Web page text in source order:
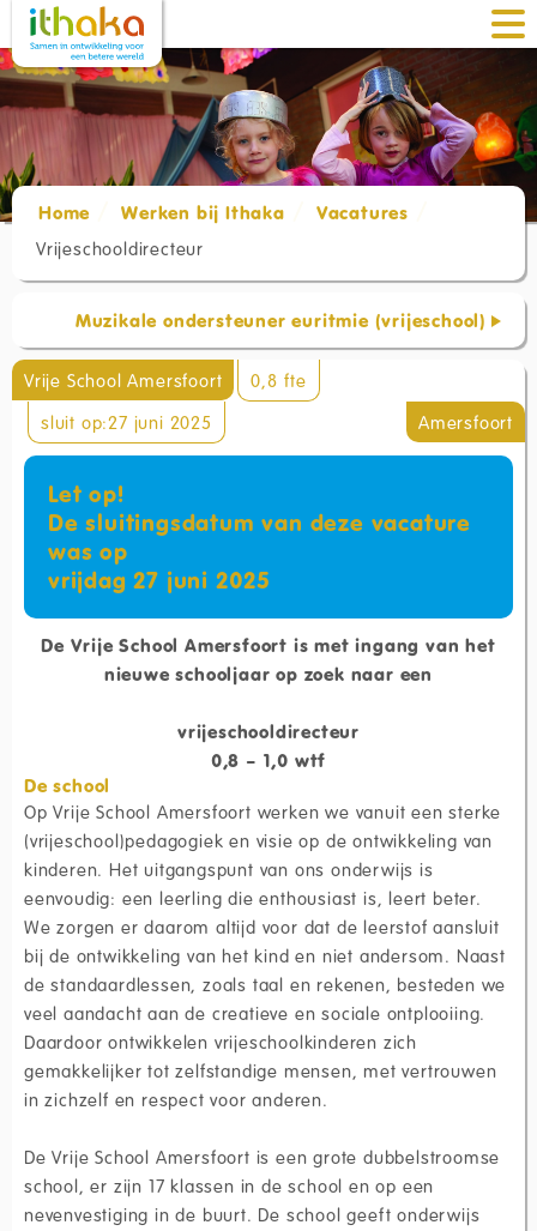
Home Werken bij Ithaka
Vacatures
Vrijeschooldirecteur
Muzikale ondersteuner euritmie (vrijeschool)
Vrije School Amersfoort
0,8 fte
sluit op:27 juni 2025
Amersfoort
Let op!
De sluitingsdatum van deze vacature
was op
vrijdag 27 juni 2025
De Vrije School Amersfoort is met ingang van het
nieuwe schooljaar op zoek naar een
vrijeschooldirecteur
0,8 – 1,0 wtf
De school
Op Vrije School Amersfoort werken we vanuit een sterke
(vrijeschool)pedagogiek en visie op de ontwikkeling van
kinderen. Het uitgangspunt van ons onderwijs is
eenvoudig: een leerling die enthousiast is, leert beter.
We zorgen er daarom altijd voor dat de leerstof aansluit
bij de ontwikkeling van het kind en niet andersom. Naast
de standaardlessen, zoals taal en rekenen, besteden we
veel aandacht aan de creatieve en sociale ontplooiing.
Daardoor ontwikkelen vrijeschoolkinderen zich
gemakkelijker tot zelfstandige mensen, met vertrouwen
in zichzelf en respect voor anderen.
De Vrije School Amersfoort is een grote dubbelstroomse
school, er zijn 17 klassen in de school en op een
nevenvestiging in de buurt. De school geeft onderwijs